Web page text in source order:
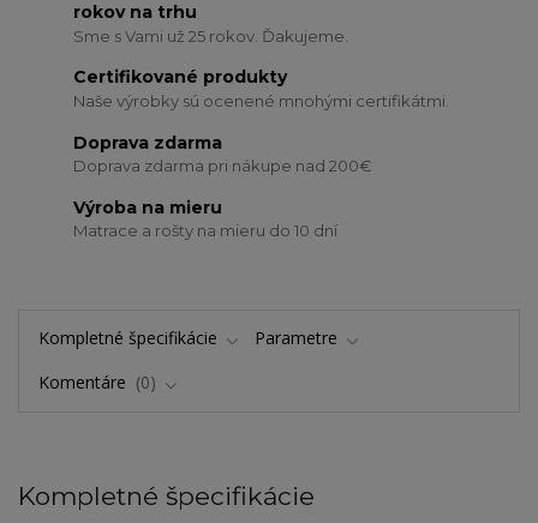
rokov na trhu
Sme s Vami už 25 rokov. Ďakujeme.
Certifikované produkty
Naše výrobky sú ocenené mnohými certifikátmi.
Doprava zdarma
Doprava zdarma pri nákupe nad 200€
Výroba na mieru
Matrace a rošty na mieru do 10 dní
Kompletné špecifikácie
Parametre
Komentáre
0
Kompletné špecifikácie